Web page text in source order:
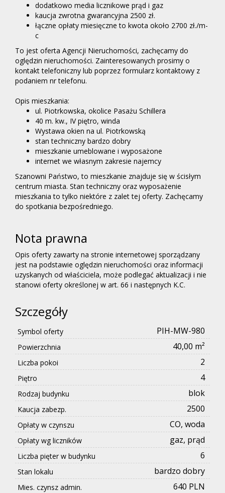
dodatkowo media licznikowe prąd i gaz
kaucja zwrotna gwarancyjna 2500 zł.
łączne opłaty miesięczne to kwota około 2700 zł./m-
c
To jest oferta Agencji Nieruchomości, zachęcamy do
oględzin nieruchomości. Zainteresowanych prosimy o
kontakt telefoniczny lub poprzez formularz kontaktowy z
podaniem nr telefonu.
Opis mieszkania:
ul. Piotrkowska, okolice Pasażu Schillera
40 m. kw., IV piętro, winda
Wystawa okien na ul. Piotrkowską
stan techniczny bardzo dobry
mieszkanie umeblowane i wyposażone
internet we własnym zakresie najemcy
Szanowni Państwo, to mieszkanie znajduje się w ścisłym
centrum miasta. Stan techniczny oraz wyposażenie
mieszkania to tylko niektóre z zalet tej oferty. Zachęcamy
do spotkania bezpośredniego.
Nota prawna
Opis oferty zawarty na stronie internetowej sporządzany
jest na podstawie oględzin nieruchomości oraz informacji
uzyskanych od właściciela, może podlegać aktualizacji i nie
stanowi oferty określonej w art. 66 i następnych K.C.
Szczegóły
Symbol oferty PIH-MW-980
Powierzchnia 40,00 m²
Liczba pokoi 2
Piętro 4
Rodzaj budynku blok
Kaucja zabezp. 2500
Opłaty w czynszu CO, woda
Opłaty wg liczników gaz, prąd
Liczba pięter w budynku 6
Stan lokalu bardzo dobry
Mies. czynsz admin. 640 PLN